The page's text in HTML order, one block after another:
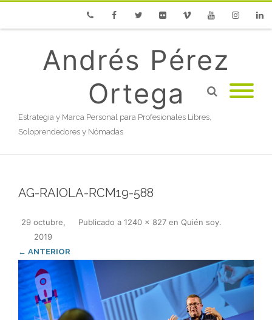
Andrés Pérez
Ortega
Estrategia y Marca Personal para Profesionales Libres,
Soloprendedores y Nómadas
AG-RAIOLA-RCM19-588
Publicado
29 octubre,
2019
a 1240 × 827 en Quién soy.
← ANTERIOR